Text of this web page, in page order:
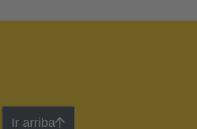
Ir arriba